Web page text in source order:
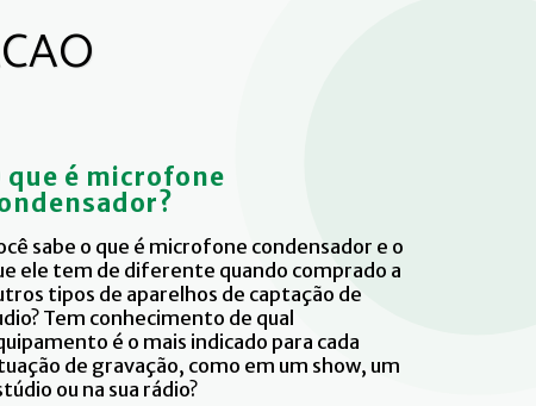
que é microfone
sabe o que é microfone condensador e o
ele tem de diferente quando comprado a
tipos de aparelhos de captação de
Tem conhecimento de qual
é o mais indicado para cada
de gravação, como em um show, um
ou na sua rádio?